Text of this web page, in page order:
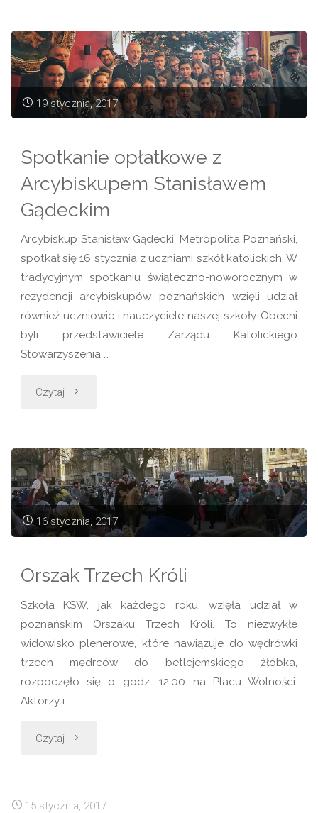
jasna
gwiazda
świeci…"
19 stycznia, 2017
Spotkanie opłatkowe z
Arcybiskupem Stanisławem
Gądeckim
Arcybiskup Stanisław Gądecki, Metropolita Poznański,
spotkał się 16 stycznia z uczniami szkół katolickich. W
tradycyjnym spotkaniu świąteczno-noworocznym w
rezydencji arcybiskupów poznańskich wzięli udział
również uczniowie i nauczyciele naszej szkoły. Obecni
byli przedstawiciele Zarządu Katolickiego
Stowarzyszenia …
Czytaj "Spotkanie
z
Arcybiskupem
Stanisławem
16 stycznia, 2017
Orszak Trzech Króli
Szkoła KSW, jak każdego roku, wzięła udział w
poznańskim Orszaku Trzech Króli. To niezwykłe
widowisko plenerowe, które nawiązuje do wędrówki
trzech mędrców do betlejemskiego żłóbka,
rozpoczęło się o godz. 12:00 na Placu Wolności.
Aktorzy i …
Czytaj "Orszak
Króli"
15 stycznia, 2017